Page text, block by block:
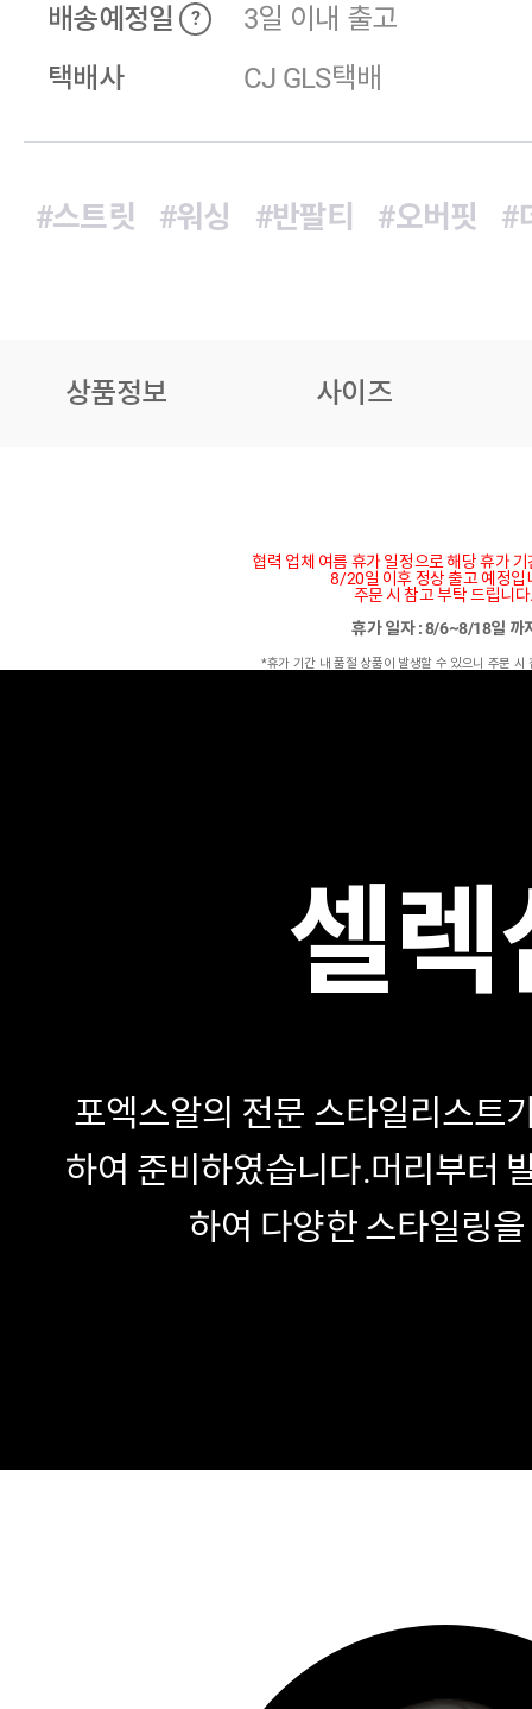
배송예정일
?
3일 이내 출고
택배사
CJ GLS택배
#스트릿 #워싱 #반팔티 #오버핏 #
상품정보 사이즈
협력 업체 여름 휴가 일정으로 해당 휴가
8/20일 이후 정상 출고 예정입
주문 시 참고 부탁 드립니
휴가 일자 : 8/6~8/18일 까
*휴가 기간 내 품절 상품이 발생할 수 있으니 주문 시
셀렉
포엑스알의 전문 스타일리스트
하여 준비하였습니다.머리부터
하여 다양한 스타일링